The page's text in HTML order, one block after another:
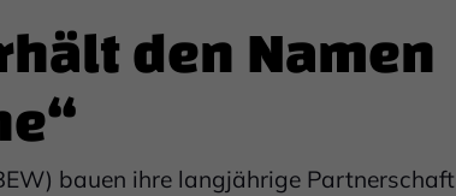
den Namen
bauen ihre langjährige Partnerschaft